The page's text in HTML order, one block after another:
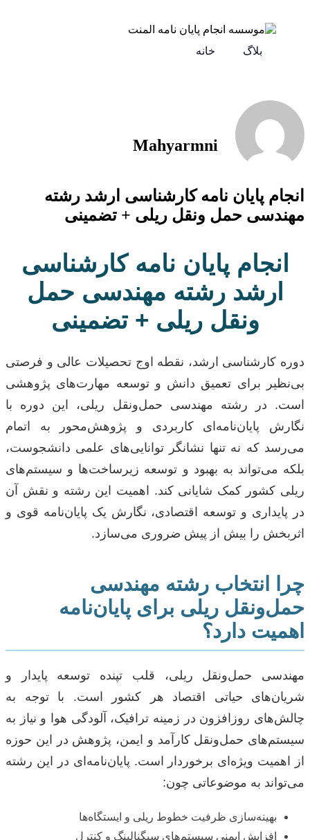
خانه بلاگ
Mahyarmni
انجام پایان نامه کارشناسی ارشد رشته
مهندسی حمل ونقل ریلی + تضمینی
انجام پایان نامه کارشناسی
ارشد رشته مهندسی حمل
ونقل ریلی + تضمینی
دوره کارشناسی ارشد، نقطه اوج تحصیلات عالی و فرصتی
بی‌نظیر برای تعمیق دانش و توسعه مهارت‌های پژوهشی
است. در رشته مهندسی حمل‌ونقل ریلی، این دوره با
نگارش پایان‌نامه‌ای کاربردی و پژوهش‌محور به اتمام
می‌رسد که نه تنها نشانگر توانایی‌های علمی دانشجوست،
بلکه می‌تواند به بهبود و توسعه زیرساخت‌ها و سیستم‌های
ریلی کشور کمک شایانی کند. اهمیت این رشته و نقش آن
در پایداری و توسعه اقتصادی، نگارش یک پایان‌نامه قوی و
اثربخش را بیش از پیش ضروری می‌سازد.
چرا انتخاب رشته مهندسی
حمل‌ونقل ریلی برای پایان‌نامه
اهمیت دارد؟
مهندسی حمل‌ونقل ریلی، قلب تپنده توسعه پایدار و
شریان‌های حیاتی اقتصاد هر کشور است. با توجه به
چالش‌های روزافزون در زمینه ترافیک، آلودگی هوا و نیاز به
سیستم‌های حمل‌ونقل کارآمد و ایمن، پژوهش در این حوزه
از اهمیت ویژه‌ای برخوردار است. پایان‌نامه‌ای در این رشته
می‌تواند به موضوعاتی چون:
بهینه‌سازی ظرفیت خطوط ریلی و ایستگاه‌ها
افزایش ایمنی سیستم‌های سیگنالینگ و کنترل